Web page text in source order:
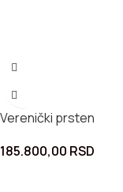
Verenički prsten
185.800,00 RSD